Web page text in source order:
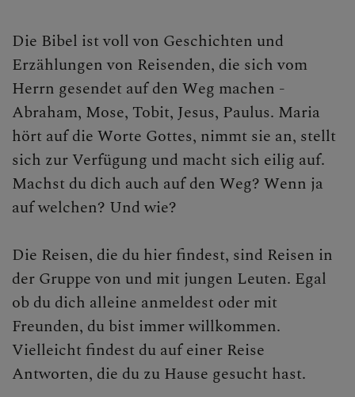
St. Pölten
chor&more
Jugend unterwegs
Lange Nacht der Kirchen
Dom & Hl. Hippolyt
Kirchen- & Denkmalpflege
Exerzitien
Seelische Gesundheit
Bibelgarten
Geistliche Begleitung
Die Bibel ist voll von Geschichten und
Erzählungen von Reisenden, die sich vom
Herrn gesendet auf den Weg machen -
Abraham, Mose, Tobit, Jesus, Paulus. Maria
hört auf die Worte Gottes, nimmt sie an, stellt
sich zur Verfügung und macht sich eilig auf.
Machst du dich auch auf den Weg? Wenn ja
auf welchen? Und wie?
Die Reisen, die du hier findest, sind Reisen in
der Gruppe von und mit jungen Leuten. Egal
ob du dich alleine anmeldest oder mit
Freunden, du bist immer willkommen.
Vielleicht findest du auf einer Reise
Antworten, die du zu Hause gesucht hast.